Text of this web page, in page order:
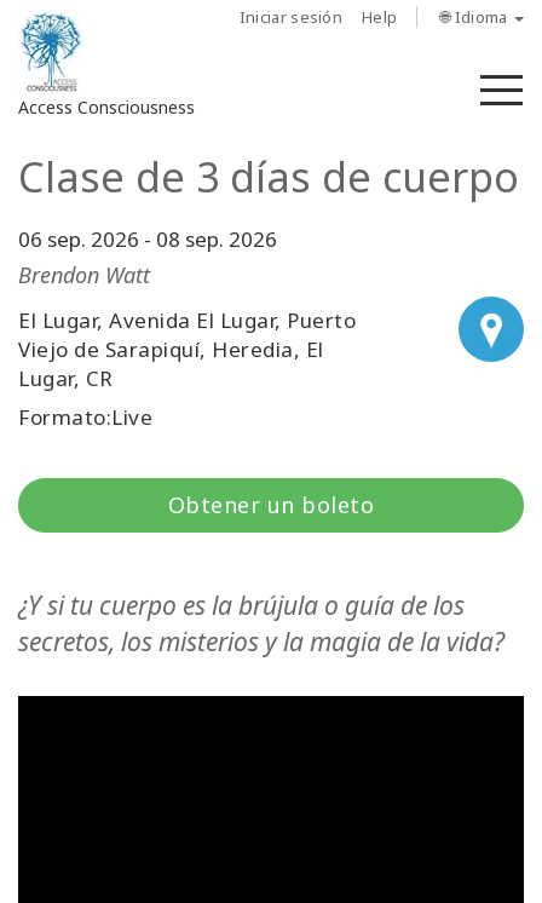
Iniciar sesión Help 🌐 Idioma
Access Consciousness
Iniciar
en
cuenta
Sobre
nosotros
de
Clases
Facilitadores
Clase de 3 días de cuerpo
06 sep. 2026 - 08 sep. 2026
Brendon Watt
El Lugar, Avenida El Lugar, Puerto
Viejo de Sarapiquí, Heredia, El
Lugar, CR
Formato:Live
Obtener un boleto
¿Y si tu cuerpo es la brújula o guía de los
secretos, los misterios y la magia de la vida?